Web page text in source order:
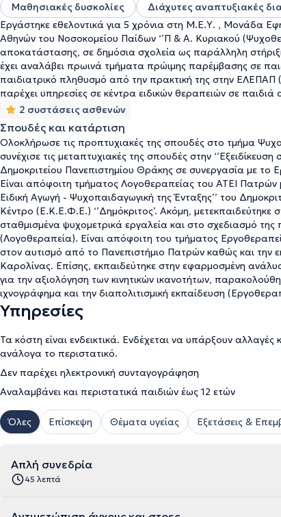
Μαθησιακές δυσκολίες
Διάχυτες αναπτυξιακές
Εργάστηκε εθελοντικά για 5 χρόνια στη Μ.Ε.Υ. , Μονάδα
Αθηνών του Νοσοκομείου Παίδων ‘’Π & Α. Κυριακού
αποκατάστασης, σε δημόσια σχολεία ως παράλληλη
έχει αναλάβει πρωινά τμήματα πρώιμης παρέμβασης σε
παιδιατρικό πληθυσμό από την πρακτική της στην
παρέχει υπηρεσίες σε κέντρα ειδικών θεραπειών σε
2 συστάσεις ασθενών
Σπουδές και κατάρτιση
Ολοκλήρωσε τις προπτυχιακές της σπουδές στο τμήμα
συνέχισε τις μεταπτυχιακές της σπουδές στην
Δημοκριτείου Πανεπιστημίου Θράκης σε συνεργασία με το
Είναι απόφοιτη τμήματος Λογοθεραπείας του ΑΤΕΙ Πατρών
Ειδική Αγωγή - Ψυχοπαιδαγωγική της Ένταξης’’ του
Κέντρο (Ε.Κ.Ε.Φ.Ε.) ‘’Δημόκριτος’. Ακόμη, μετεκπαιδεύτηκε
σταθμισμένα ψυχομετρικά εργαλεία και στο σχεδιασμό
(Λογοθεραπεία). Είναι απόφοιτη του τμήματος
στον αυτισμό από το Πανεπιστήμιο Πατρών καθώς και την
Καρολίνας. Επίσης, εκπαιδεύτηκε στην εφαρμοσμένη
για την αξιολόγηση των κινητικών ικανοτήτων,
ιχνογράφημα και την διαπολιτισμική εκπαίδευση
Υπηρεσίες
Τα κόστη είναι ενδεικτικά. Ενδέχεται να υπάρξουν αλλαγές
ανάλογα το περιστατικό.
Δεν παρέχει ηλεκτρονική συνταγογράφηση
Αναλαμβάνει και περιστατικά παιδιών έως 12 ετών
Όλες Επίσκεψη Θέματα υγείας Εξετάσεις &
Απλή συνεδρία
45 λεπτά